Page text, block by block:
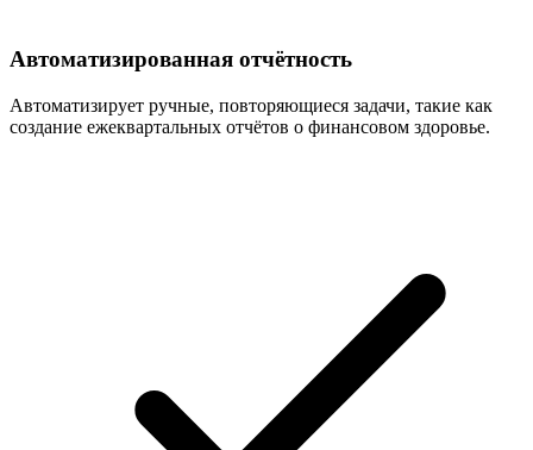
Автоматизированная отчётность
Автоматизирует ручные, повторяющиеся задачи, такие как
создание ежеквартальных отчётов о финансовом здоровье.